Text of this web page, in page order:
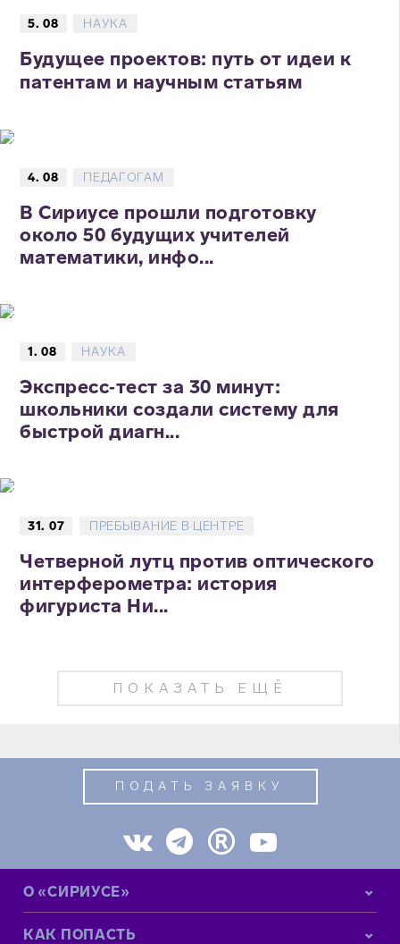
5. 08 НАУКА
Будущее проектов: путь от идеи к
патентам и научным статьям
4. 08 ПЕДАГОГАМ
В Сириусе прошли подготовку
около 50 будущих учителей
математики, инфо...
1. 08 НАУКА
Экспресс‑тест за 30 минут:
школьники создали систему для
быстрой диагн...
31. 07 ПРЕБЫВАНИЕ В ЦЕНТРЕ
Четверной лутц против оптического
интерферометра: история
фигуриста Ни...
ПОКАЗАТЬ ЕЩЁ
ПОДАТЬ ЗАЯВКУ
О «СИРИУСЕ»
КАК ПОПАСТЬ